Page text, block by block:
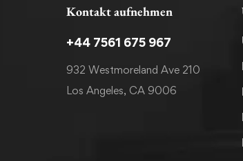
Kontakt aufnehmen
+44 7561 675 967
932 Westmoreland Ave 210
Los Angeles, CA 9006